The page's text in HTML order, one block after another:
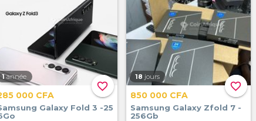
favorite_border
1 année
000 CFA
Galaxy Fold 3 -25
favorite_border
18 jours
850 000 CFA
Samsung Galaxy Zfold 7 -
256Gb